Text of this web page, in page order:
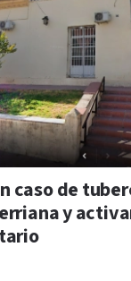
caso de
y